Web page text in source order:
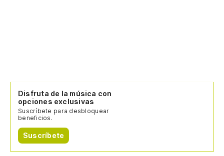
Disfruta de la música con
opciones exclusivas
Suscríbete para desbloquear
beneficios.
Suscríbete